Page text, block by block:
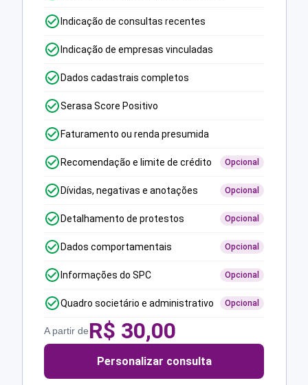
Indicação de consultas recentes
Indicação de empresas vinculadas
Dados cadastrais completos
Serasa Score Positivo
Faturamento ou renda presumida
Recomendação e limite de crédito Opcional
Dívidas, negativas e anotações Opcional
Detalhamento de protestos Opcional
Dados comportamentais Opcional
Informações do SPC Opcional
Quadro societário e administrativo Opcional
A partir deR$ 30,00
Personalizar consulta